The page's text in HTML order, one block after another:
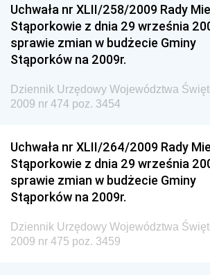
Dziennik Urzędowy Ministerstwa
Gospodarki Przestrzennej
Dziennik Urzędowy Unii
Dziennik Urzędowy Ministerstwa
Dziennik Urzędowy Ministerstwa
Dziennik Urzędowy Ministerstwa
Gospodarki Żywnościowej
Dziennik Urzędowy Ministra
Społecznej
Dziennik Urzędowy Ministra
Uchwała nr XLII/258/2009 Rady
Stąporkowie z dnia 29 września
sprawie zmian w budżecie Gminy
Stąporków na 2009r.
Dziennik Urzędowy Województwa
2009 nr 474 poz. 3454
Uchwała nr XLII/264/2009 Rady
Stąporkowie z dnia 29 września
sprawie zmian w budżecie Gminy
Stąporków na 2009r.
Dziennik Urzędowy Województwa
2009 nr 475 poz. 3459